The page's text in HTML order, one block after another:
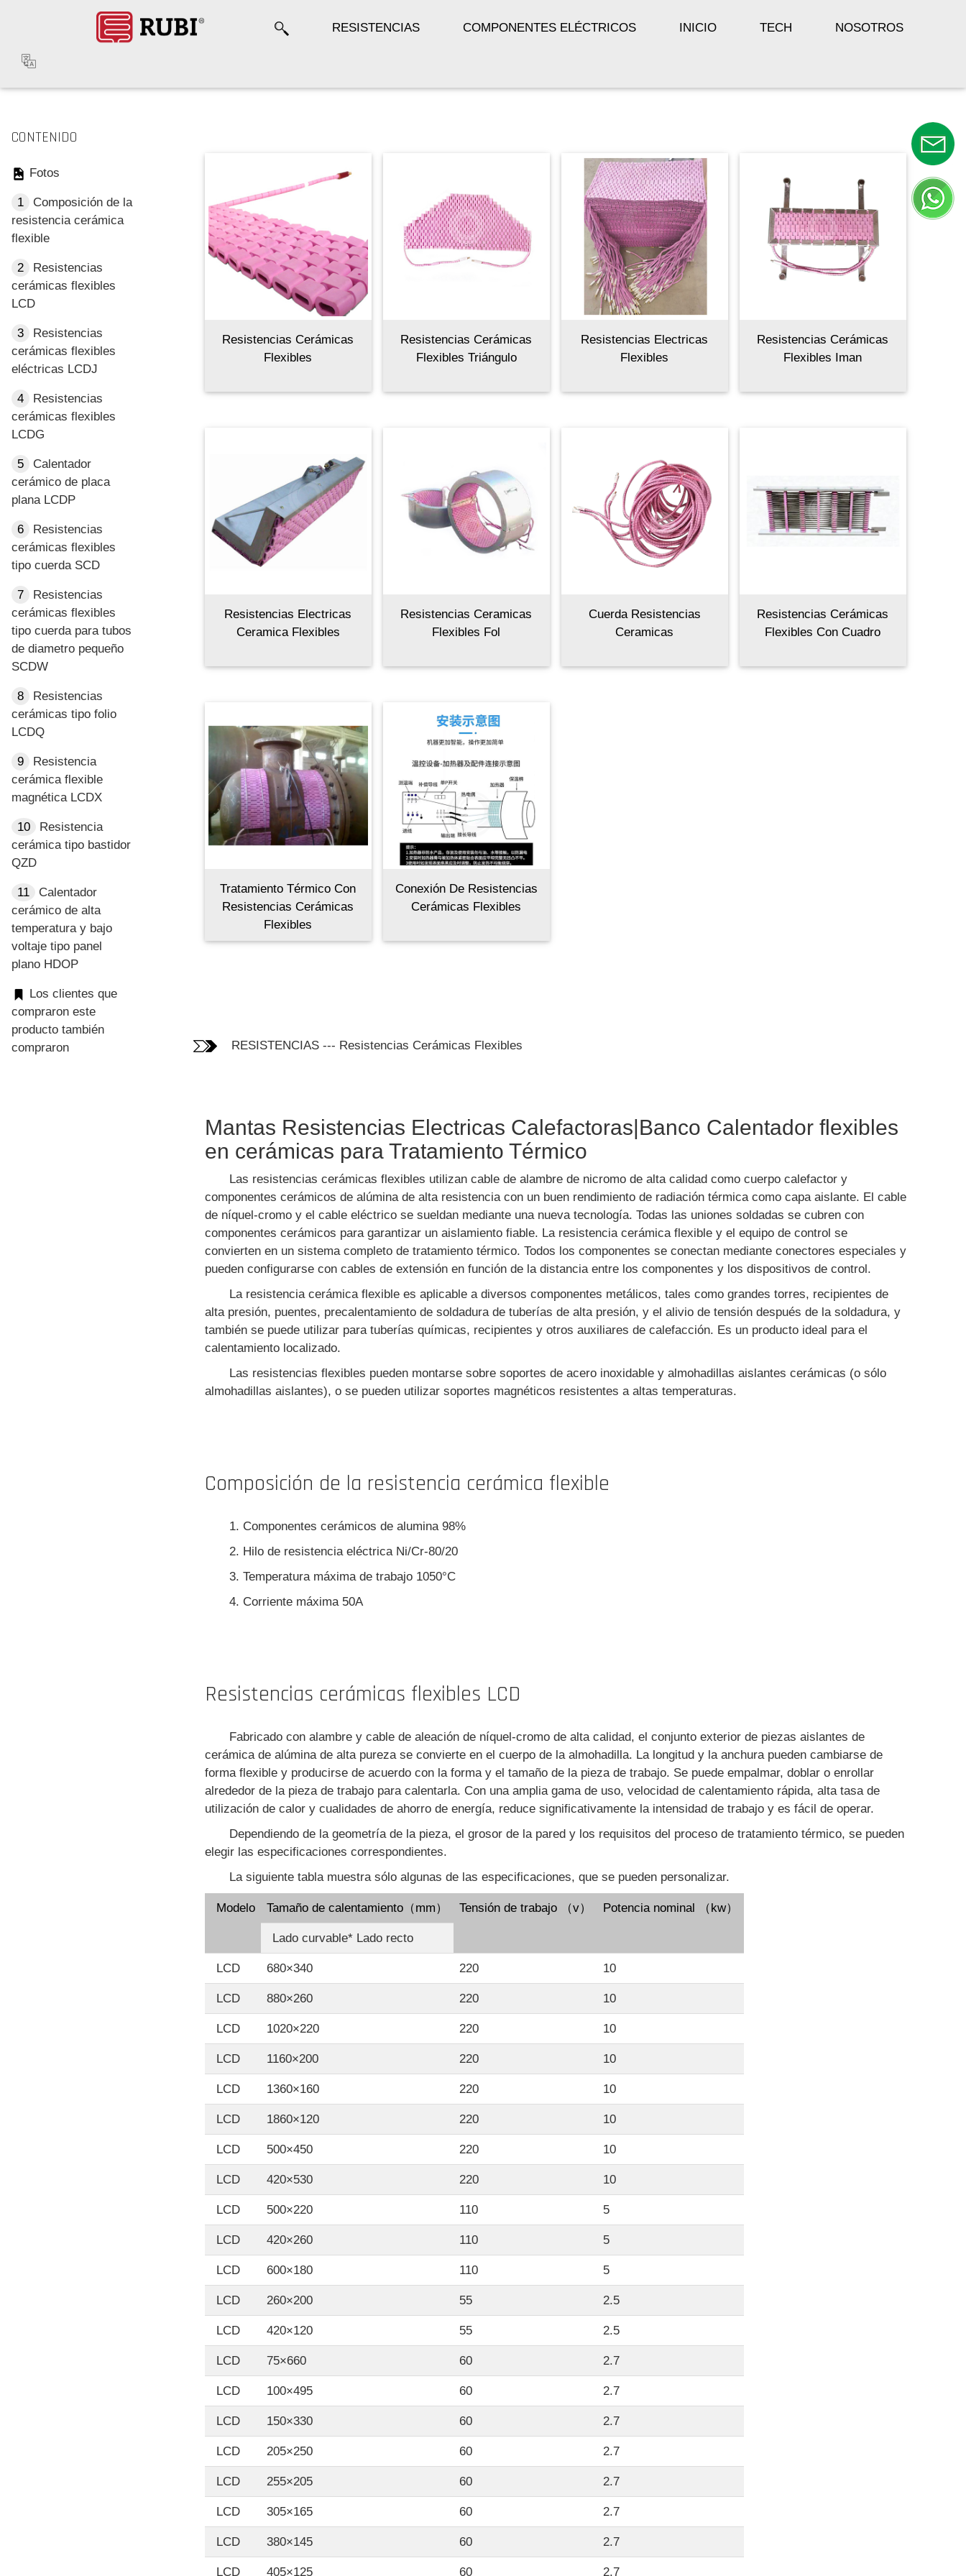
RESISTENCIAS COMPONENTES ELÉCTRICOS INICIO TECH NOSOTROS
CONTENIDO
Fotos
1
Composición de la
resistencia cerámica
flexible
2
Resistencias
cerámicas flexibles
LCD
3
Resistencias
cerámicas flexibles
eléctricas LCDJ
4
Resistencias
cerámicas flexibles
LCDG
5
Calentador
cerámico de placa
plana LCDP
6
Resistencias
cerámicas flexibles
tipo cuerda SCD
7
Resistencias
cerámicas flexibles
tipo cuerda para tubos
de diametro pequeño
SCDW
8
Resistencias
cerámicas tipo folio
LCDQ
9
Resistencia
cerámica flexible
magnética LCDX
10
Resistencia
cerámica tipo bastidor
QZD
11
Calentador
cerámico de alta
temperatura y bajo
voltaje tipo panel
plano HDOP
Los clientes que
compraron este
producto también
compraron
Resistencias Cerámicas
Flexibles
Resistencias Cerámicas
Flexibles Triángulo
Resistencias Electricas
Flexibles
Resistencias Cerámicas
Flexibles Iman
Resistencias Electricas
Ceramica Flexibles
Resistencias Ceramicas
Flexibles Fol
Cuerda Resistencias
Ceramicas
Resistencias Cerámicas
Flexibles Con Cuadro
Tratamiento Térmico Con
Resistencias Cerámicas
Flexibles
Conexión De Resistencias
Cerámicas Flexibles
RESISTENCIAS--- Resistencias Cerámicas Flexibles
Mantas Resistencias Electricas Calefactoras|Banco Calentador flexibles
en cerámicas para Tratamiento Térmico
Las resistencias cerámicas flexibles utilizan cable de alambre de nicromo de alta calidad como cuerpo calefactor y
componentes cerámicos de alúmina de alta resistencia con un buen rendimiento de radiación térmica como capa aislante. El cable
de níquel-cromo y el cable eléctrico se sueldan mediante una nueva tecnología. Todas las uniones soldadas se cubren con
componentes cerámicos para garantizar un aislamiento fiable. La resistencia cerámica flexible y el equipo de control se
convierten en un sistema completo de tratamiento térmico. Todos los componentes se conectan mediante conectores especiales y
pueden configurarse con cables de extensión en función de la distancia entre los componentes y los dispositivos de control.
La resistencia cerámica flexible es aplicable a diversos componentes metálicos, tales como grandes torres, recipientes de
alta presión, puentes, precalentamiento de soldadura de tuberías de alta presión, y el alivio de tensión después de la soldadura, y
también se puede utilizar para tuberías químicas, recipientes y otros auxiliares de calefacción. Es un producto ideal para el
calentamiento localizado.
Las resistencias flexibles pueden montarse sobre soportes de acero inoxidable y almohadillas aislantes cerámicas (o sólo
almohadillas aislantes), o se pueden utilizar soportes magnéticos resistentes a altas temperaturas.
Composición de la resistencia cerámica flexible
1. Componentes cerámicos de alumina 98%
2. Hilo de resistencia eléctrica Ni/Cr-80/20
3. Temperatura máxima de trabajo 1050°C
4. Corriente máxima 50A
Resistencias cerámicas flexibles LCD
Fabricado con alambre y cable de aleación de níquel-cromo de alta calidad, el conjunto exterior de piezas aislantes de
cerámica de alúmina de alta pureza se convierte en el cuerpo de la almohadilla. La longitud y la anchura pueden cambiarse de
forma flexible y producirse de acuerdo con la forma y el tamaño de la pieza de trabajo. Se puede empalmar, doblar o enrollar
alrededor de la pieza de trabajo para calentarla. Con una amplia gama de uso, velocidad de calentamiento rápida, alta tasa de
utilización de calor y cualidades de ahorro de energía, reduce significativamente la intensidad de trabajo y es fácil de operar.
Dependiendo de la geometría de la pieza, el grosor de la pared y los requisitos del proceso de tratamiento térmico, se pueden
elegir las especificaciones correspondientes.
La siguiente tabla muestra sólo algunas de las especificaciones, que se pueden personalizar.
Modelo Tamaño de calentamiento（mm） Tensión de trabajo （v） Potencia nominal （kw）
Lado curvable* Lado recto
LCD 680×340 220 10
LCD 880×260 220 10
LCD 1020×220 220 10
LCD 1160×200 220 10
LCD 1360×160 220 10
LCD 1860×120 220 10
LCD 500×450 220 10
LCD 420×530 220 10
LCD 500×220 110 5
LCD 420×260 110 5
LCD 600×180 110 5
LCD 260×200 55 2.5
LCD 420×120 55 2.5
LCD 75×660 60 2.7
LCD 100×495 60 2.7
LCD 150×330 60 2.7
LCD 205×250 60 2.7
LCD 255×205 60 2.7
LCD 305×165 60 2.7
LCD 380×145 60 2.7
LCD 405×125 60 2.7